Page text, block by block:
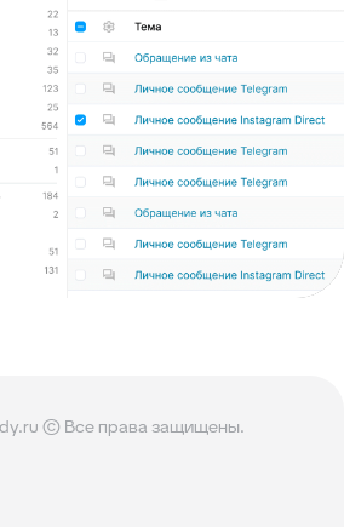
© Все права защищены.